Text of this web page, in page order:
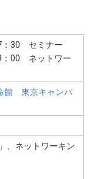
：30 セミナー
：00 ネットワー
館 東京キャンパ
、ネットワーキン